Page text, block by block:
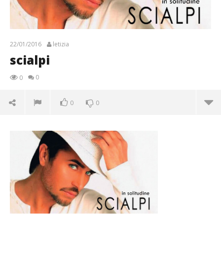
22/01/2016 letizia
scialpi
0 0
0 0
22/01/2016
letizia